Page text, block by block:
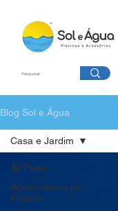
Blog Sol e Água
All Posts
Aquecimento de
Piscina
Casa e Jardim